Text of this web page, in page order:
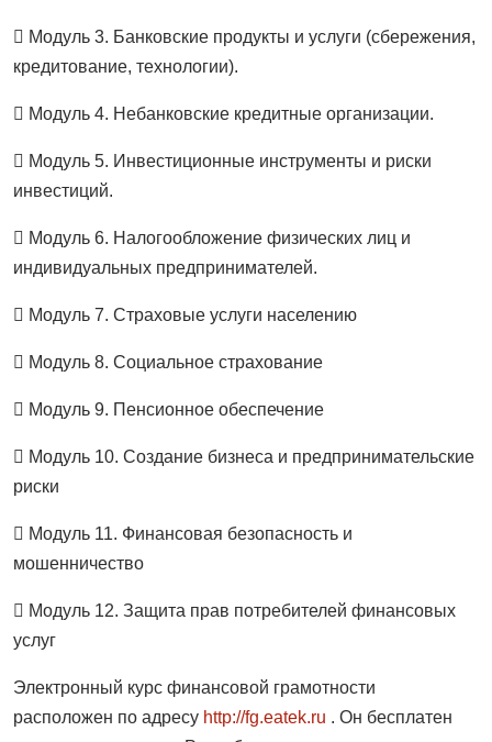
 Модуль 3. Банковские продукты и услуги (сбережения,
кредитование, технологии).
 Модуль 4. Небанковские кредитные организации.
 Модуль 5. Инвестиционные инструменты и риски
инвестиций.
 Модуль 6. Налогообложение физических лиц и
индивидуальных предпринимателей.
 Модуль 7. Страховые услуги населению
 Модуль 8. Социальное страхование
 Модуль 9. Пенсионное обеспечение
 Модуль 10. Создание бизнеса и предпринимательские
риски
 Модуль 11. Финансовая безопасность и
мошенничество
 Модуль 12. Защита прав потребителей финансовых
услуг
Электронный курс финансовой грамотности
расположен по адресу http://fg.eatek.ru . Он бесплатен